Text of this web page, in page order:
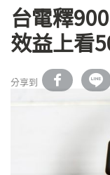
台電釋
效益上看
分享到